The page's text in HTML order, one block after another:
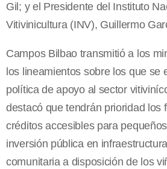
Gil; y el Presidente del Instituto
Vitivinicultura (INV), Guillermo
Campos Bilbao transmitió a los
los lineamientos sobre los que se
política de apoyo al sector
destacó que tendrán prioridad los
créditos accesibles para
inversión pública en
comunitaria a disposición de los